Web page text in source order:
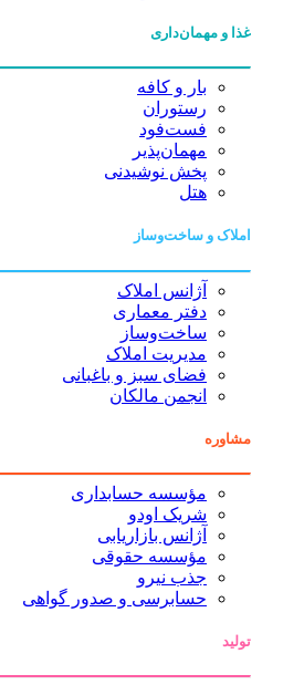
غذا و مهمان‌داری
بار و کافه
رستوران
فست‌فود
مهمان‌پذیر
پخش نوشیدنی
هتل
املاک و ساخت‌وساز
آژانس املاک
دفتر معماری
ساخت‌وساز
مدیریت املاک
فضای سبز و باغبانی
انجمن مالکان
مشاوره
مؤسسه حسابداری
شریک اودو
آژانس بازاریابی
مؤسسه حقوقی
جذب نیرو
حسابرسی و صدور گواهی
تولید